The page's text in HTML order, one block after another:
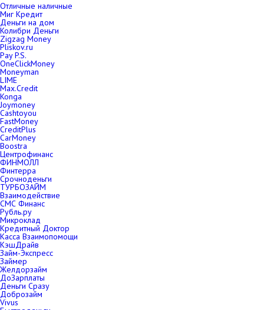
Отличные наличные
Миг Кредит
Деньги на дом
Колибри Деньги
Zigzag Money
Pliskov.ru
Pay P.S.
OneClickMoney
Moneyman
LIME
Max.Credit
Konga
Joymoney
Cashtoyou
FastMoney
CreditPlus
CarMoney
Boostra
Центрофинанс
ФИНМОЛЛ
Финтерра
Срочноденьги
ТУРБОЗАЙМ
Взаимодействие
СМС Финанс
Рубль.ру
Микроклад
Кредитный Доктор
Касса Взаимопомощи
КэшДрайв
Займ-Экспресс
Займер
Желдорзайм
ДоЗарплаты
Деньги Сразу
Доброзайм
Vivus